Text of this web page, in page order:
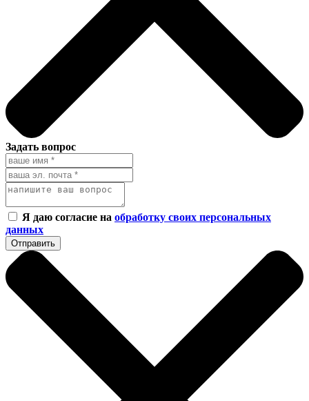
Задать вопрос
Я даю согласие на обработку своих персональных
данных